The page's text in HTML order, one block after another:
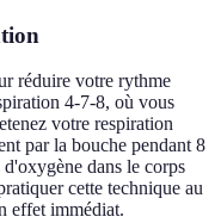
réduire votre rythme
4-7-8, où vous
votre respiration
par la bouche pendant 8
dans le corps
cette technique au
effet immédiat.